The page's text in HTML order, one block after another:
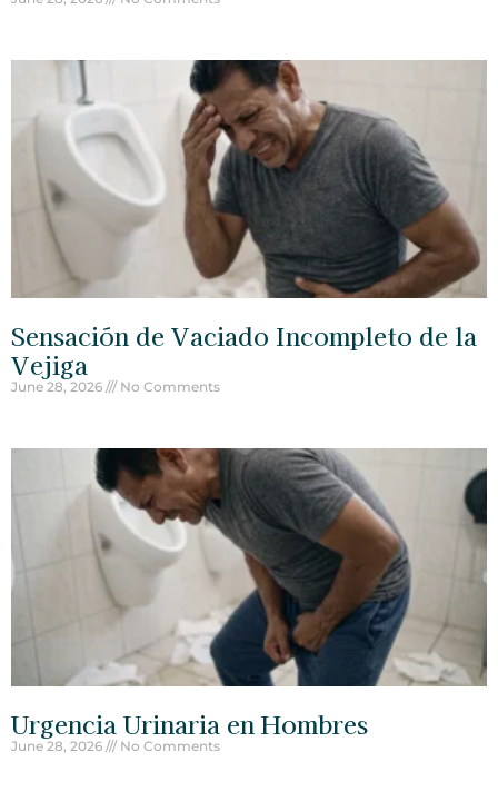
Sensación de Vaciado Incompleto de la
Vejiga
June 28, 2026 No Comments
Urgencia Urinaria en Hombres
June 28, 2026 No Comments